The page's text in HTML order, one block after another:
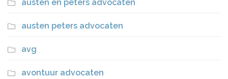
austen en peters advocaten
austen peters advocaten
avg
avontuur advocaten